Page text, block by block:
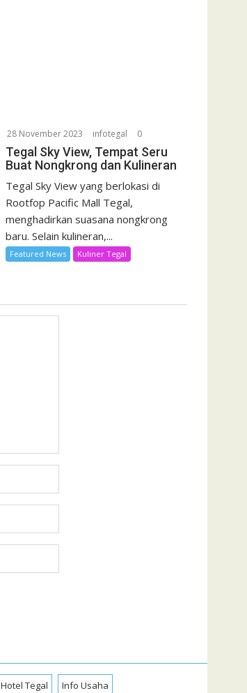
28 November 2023 infotegal 0
Tegal Sky View, Tempat Seru
Buat Nongkrong dan Kulineran
Tegal Sky View yang berlokasi di
Rootfop Pacific Mall Tegal,
menghadirkan suasana nongkrong
baru. Selain kulineran,...
Featured News Kuliner Tegal
Hotel Tegal Info Usaha